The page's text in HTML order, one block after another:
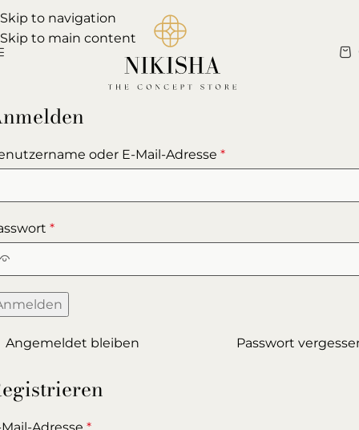
Skip to navigation
Skip to main content
oder E-Mail-Adresse *
*
Passwort
Angemeldet bleiben